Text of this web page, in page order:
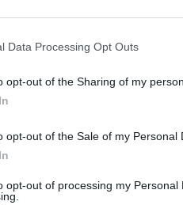
Data Processing Opt Outs
opt-out of the Sharing of my
opt-out of the Sale of my Personal
opt-out of processing my Personal
alius
animi languore
ex
sunt vitam et
elatus et in
“Iam sedeo?”
an